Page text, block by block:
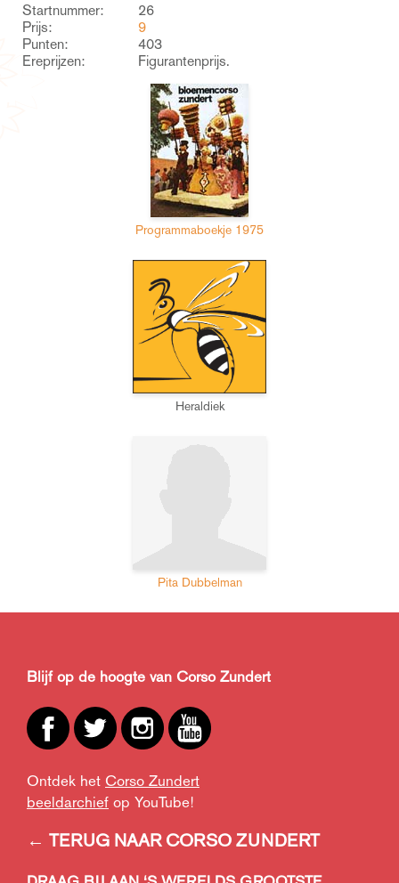
Startnummer:
26
Prijs:
9
Punten:
403
Ereprijzen:
Figurantenprijs.
Programmaboekje 1975
Heraldiek
Pita Dubbelman
Blijf op de hoogte van Corso Zundert
Ontdek het Corso Zundert
beeldarchief op YouTube!
← TERUG NAAR CORSO ZUNDERT